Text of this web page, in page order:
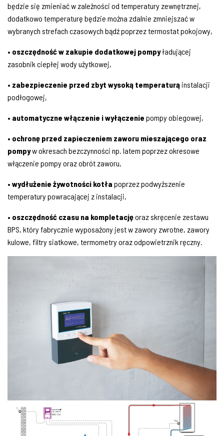
będzie się zmieniać w zależności od temperatury zewnętrznej,
dodatkowo temperaturę będzie można zdalnie zmniejszać w
wybranych strefach czasowych bądź poprzez termostat pokojowy,
• oszczędność w zakupie dodatkowej pompyładującej
zasobnik ciepłej wody użytkowej,
• zabezpieczenie przed zbyt wysoką temperaturą instalacji
podłogowej,
• automatyczne włączenie i wyłączenie pompy obiegowej,
• ochronę przed zapieczeniem zaworu mieszającego oraz
pompyw okresach bezczynności np. latem poprzez okresowe
włączenie pompy oraz obrót zaworu,
• wydłużenie żywotności kotła poprzez podwyższenie
temperatury powracającej z instalacji,
• oszczędność czasu na kompletacjęoraz skręcenie zestawu
BPS, który fabrycznie wyposażony jest w zawory zwrotne, zawory
kulowe, filtry siatkowe, termometry oraz odpowietrznik ręczny.